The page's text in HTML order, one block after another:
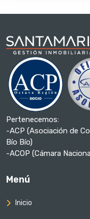
Pertenecemos:
-ACP (Asociación de
Bío Bío)
-ACOP (Cámara
Menú
Inicio